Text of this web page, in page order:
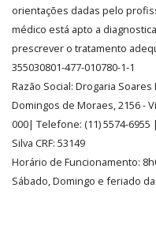
orientações dadas pelo
médico está apto a
prescrever o tratamento
355030801-477-010780-1-1
Razão Social: Drogaria Soares
Domingos de Moraes, 2156-
000| Telefone: (11)5574-6955
Silva CRF: 53149
Horário de Funcionamento:
Sábado, Domingo e feriado